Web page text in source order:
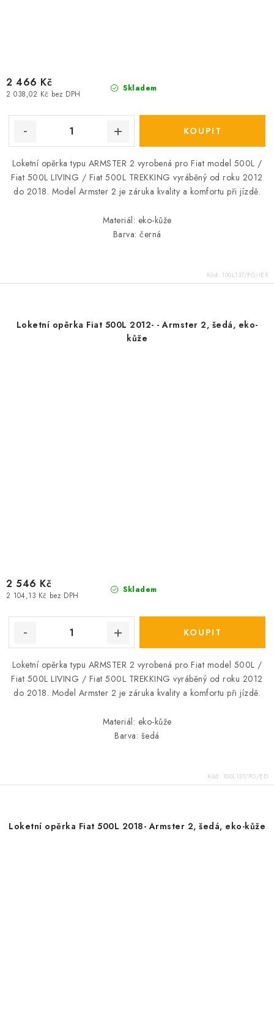
Skladem
2 038,02 Kč bez DPH
2 466 Kč
Loketní opěrka typu ARMSTER 2 vyrobená pro Fiat model 500L /
Fiat 500L LIVING / Fiat 500L TREKKING vyráběný od roku 2012
do 2018. Model Armster 2 je záruka kvality a komfortu při jízdě.
Materiál: eko-kůže
Barva: černá
Kód: 100L137/PO/IER
Loketní opěrka Fiat 500L 2012- - Armster 2, šedá, eko-
kůže
Skladem
2 104,13 Kč bez DPH
2 546 Kč
Loketní opěrka typu ARMSTER 2 vyrobená pro Fiat model 500L /
Fiat 500L LIVING / Fiat 500L TREKKING vyráběný od roku 2012
do 2018. Model Armster 2 je záruka kvality a komfortu při jízdě.
Materiál: eko-kůže
Barva: šedá
Kód: 100L137/PO/ED
Loketní opěrka Fiat 500L 2018- Armster 2, šedá, eko-kůže